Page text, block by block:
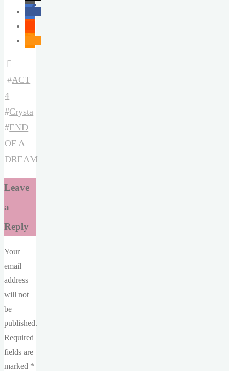
#ACT
4
#Crysta
#END
OF A
DREAM
Leave
a
Reply
Your
email
address
will not
be
published.
Required
fields are
marked *